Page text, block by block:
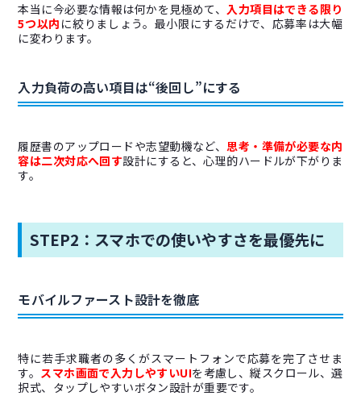
本当に今必要な情報は何かを見極めて、入力項目はできる限り
5つ以内 に絞りましょう。最小限にするだけで、応募率は大幅
に変わります。
入力負荷の高い項目は“後回し”にする
履歴書のアップロードや志望動機など、思考・準備が必要な内
容は二次対応へ回す設計にすると、心理的ハードルが下がりま
す。
STEP2：スマホでの使いやすさを最優先に
モバイルファースト設計を徹底
特に若手求職者の多くがスマートフォンで応募を完了させま
す。 スマホ画面で入力しやすいUIを考慮し、縦スクロール、選
択式、タップしやすいボタン設計が重要です。